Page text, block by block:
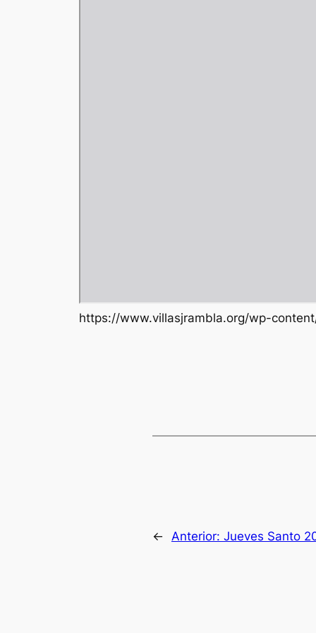
https://www.villasjrambla.org/wp-
← Anterior: Jueves Santo